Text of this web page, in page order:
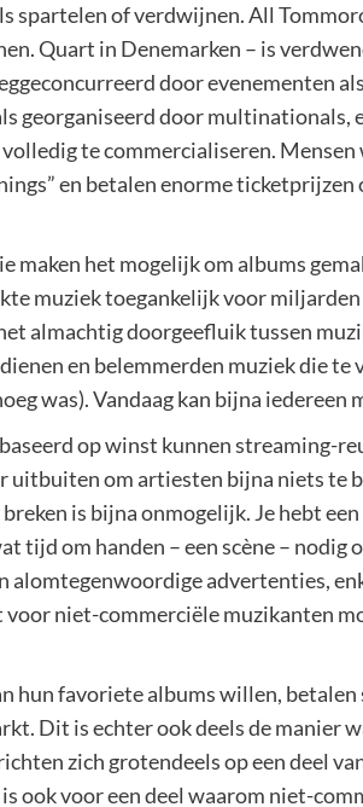
spartelen of verdwijnen. All
Quart in Denemarken – is
door evenementen
georganiseerd door multinationals,
te commercialiseren.
en betalen enorme
maken het mogelijk om albums
muziek toegankelijk voor
almachtig doorgeefluik tussen
en belemmerden muziek die
was). Vandaag kan bijna iedereen
op winst kunnen streaming-
uitbuiten om artiesten bijna niets te
is bijna onmogelijk. Je hebt
tijd om handen – een scène – nodig
alomtegenwoordige advertenties,
voor niet-commerciële muzikanten
hun favoriete albums willen,
Dit is echter ook deels de manier
zich grotendeels op een deel
ook voor een deel waarom niet-